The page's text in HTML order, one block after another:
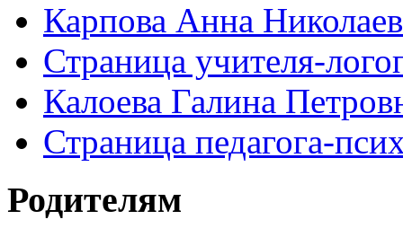
Карпова Анна
Страница учителя-
Калоева Галина
Страница педагога-
Родителям